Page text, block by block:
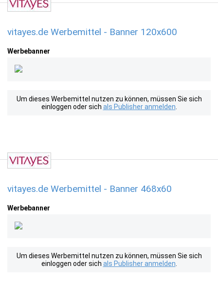
vitayes.de Werbemittel - Banner 120x600
Werbebanner
Um dieses Werbemittel nutzen zu können, müssen Sie sich
einloggen oder sich als Publisher anmelden
vitayes.de Werbemittel - Banner 468x60
Werbebanner
Um dieses Werbemittel nutzen zu können, müssen Sie sich
einloggen oder sich als Publisher anmelden